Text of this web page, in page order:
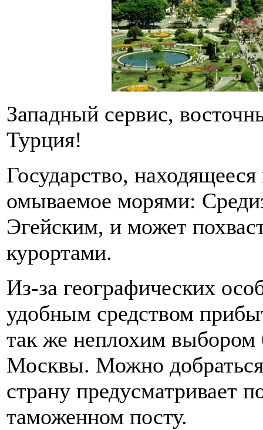
Западный сервис,
Турция!
Государство,
омываемое морями:
Эгейским, и может
курортами.
Из-за географических
удобным средством
так же неплохим выбором
Москвы. Можно
страну предусматривает
таможенном посту.